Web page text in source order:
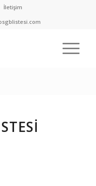
İletişim